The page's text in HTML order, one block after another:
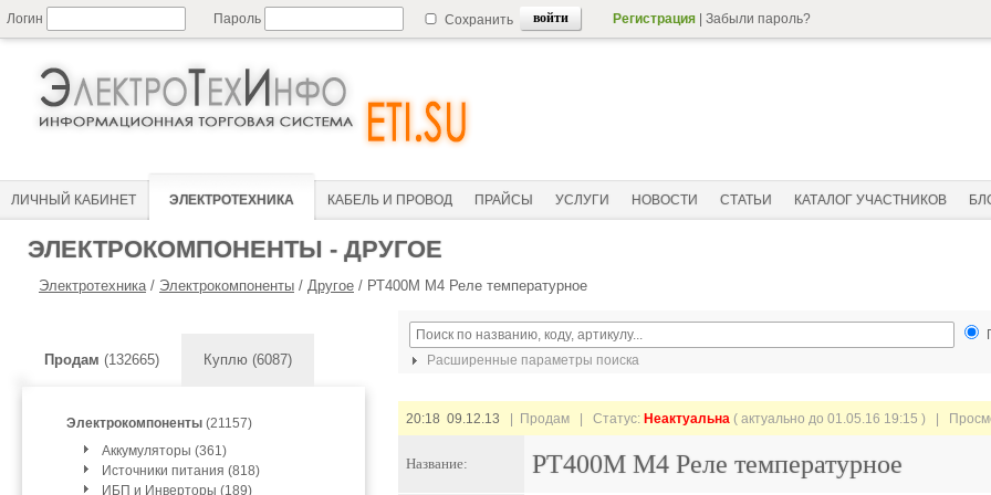
Логин Пароль Сохранить Регистрация Забыли пароль?
ЛИЧНЫЙ КАБИНЕТ ЭЛЕКТРОТЕХНИКА КАБЕЛЬ И ПРОВОД ПРАЙСЫ УСЛУГИ НОВОСТИ СТАТЬИ КАТАЛОГ УЧАСТНИКОВ
ЭЛЕКТРОКОМПОНЕНТЫ - ДРУГОЕ
Электротехника/ Электрокомпоненты / Другое / РТ400М М4 Реле температурное
Продам (132665) Куплю (6087)
Электрокомпоненты (21157)
Аккумуляторы (361)
Источники питания (818)
ИБП и Инверторы (189)
Расширенные параметры поиска
20:18 09.12.13 | Продам | Статус: Неактуальна ( актуально до 01.05.16 19:15 ) |
Название: РТ400М М4 Реле температурное